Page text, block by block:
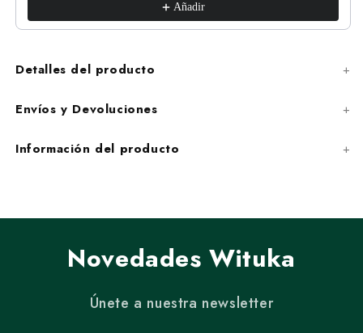
Añadir
Detalles del producto
Envíos y Devoluciones
Información del producto
Novedades Wituka
Únete a nuestra newsletter